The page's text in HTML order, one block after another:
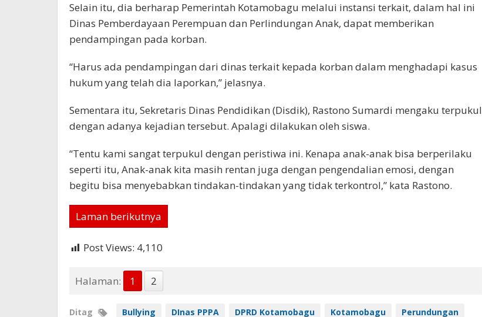
Selain itu, dia berharap Pemerintah Kotamobagu melalui instansi terkait, dalam hal ini
Dinas Pemberdayaan Perempuan dan Perlindungan Anak, dapat memberikan
pendampingan pada korban.
“Harus ada pendampingan dari dinas terkait kepada korban dalam menghadapi kasus
hukum yang telah dia laporkan,” jelasnya.
Sementara itu, Sekretaris Dinas Pendidikan (Disdik), Rastono Sumardi mengaku terpukul
dengan adanya kejadian tersebut. Apalagi dilakukan oleh siswa.
“Tentu kami sangat terpukul dengan peristiwa ini. Kenapa anak-anak bisa berperilaku
seperti itu, Anak-anak kita masih rentan juga dengan pengendalian emosi, dengan
begitu bisa menyebabkan tindakan-tindakan yang tidak terkontrol,” kata Rastono.
Laman berikutnya
Post Views: 4,110
Halaman: 1 2
Ditag Bullying DInas PPPA DPRD Kotamobagu Kotamobagu Perundungan